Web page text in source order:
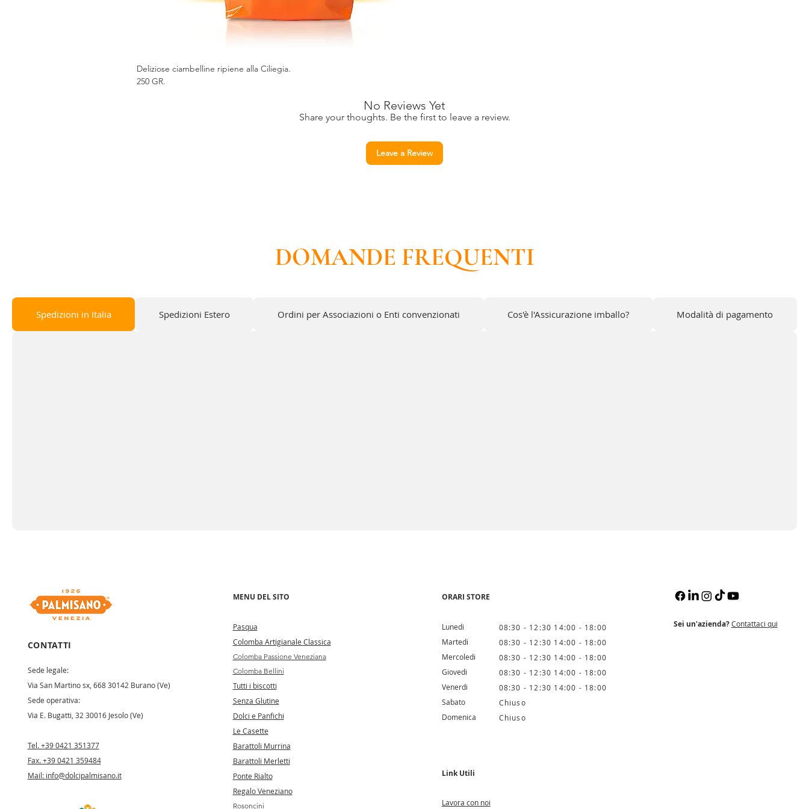
Deliziose ciambelline ripiene alla Ciliegia.
250 GR.
No Reviews Yet
Share your thoughts. Be the first to leave a review.
Leave a Review
DOMANDE FREQUENTI
Spedizioni in Italia Spedizioni Estero Ordini per Associazioni o Enti convenzionati Cos'è l'Assicurazione imballo? Modalità di pagamento
CONTATTI
Sede legale:
Via San Martino sx, 668 30142 Burano (Ve)
Sede operativa:
Via E. Bugatti, 32 30016 Jesolo (Ve)
Tel. +39 0421 351377
Fax. +39 0421 359484
Mail: info@dolcipalmisano.it
MENU DEL SITO
Pasqua
Colomba Artigianale Classica
Colomba Passione Veneziana
Colomba Bellini
Tutti i biscotti
Senza Glutine
Dolci e Panfichi
Le Casette
Barattoli Murrina
Barattoli Merletti
Ponte Rialto
Regalo Veneziano
Rosoncini
ORARI STORE
Lunedi
Martedi
Mercoledi
Giovedi
Venerdi
Sabato
Domenica
08:30 - 12:30 14:00 - 18:00
08:30 - 12:30 14:00 - 18:00
08:30 - 12:30 14:00 - 18:00
08:30 - 12:30 14:00 - 18:00
08:30 - 12:30 14:00 - 18:00
Chiuso
Chiuso
Link Utili
Lavora con noi
Sei un'azienda? Contattaci qui